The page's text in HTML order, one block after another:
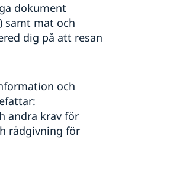
dokument
samt mat och
dig på att resan
och
andra krav för
rådgivning för